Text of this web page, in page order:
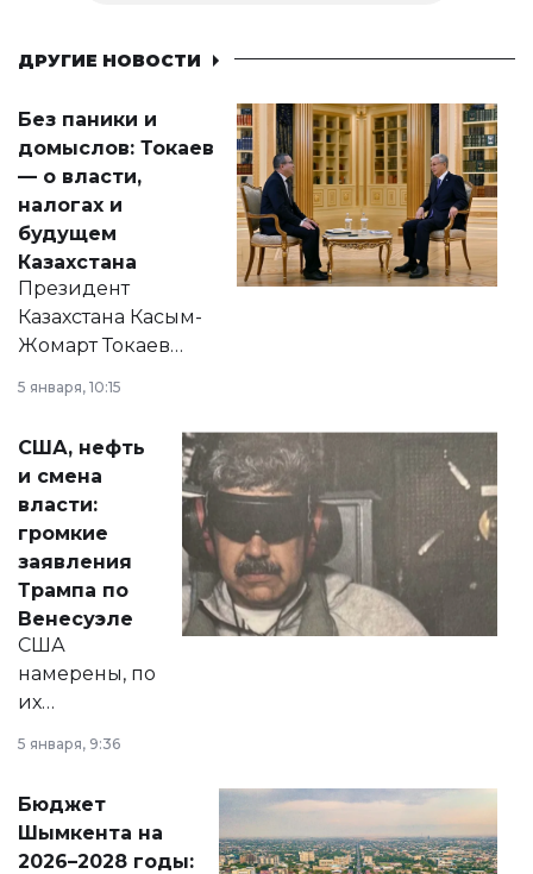
ДРУГИЕ НОВОСТИ
Без паники и
домыслов: Токаев
— о власти,
налогах и
будущем
Казахстана
Президент
Казахстана Касым-
Жомарт Токаев
сразу несколько
актуальных тем —
от слухов о
политических
реформах до
вопросов армии,
экономики и
личного здоровья.
5 января, 10:15
США, нефть
и смена
власти:
громкие
заявления
Трампа по
Венесуэле
США
намерены, по
их
принести
народу
Венесуэлы.
5 января, 9:36
Бюджет
Шымкента на
2026–2028 годы: